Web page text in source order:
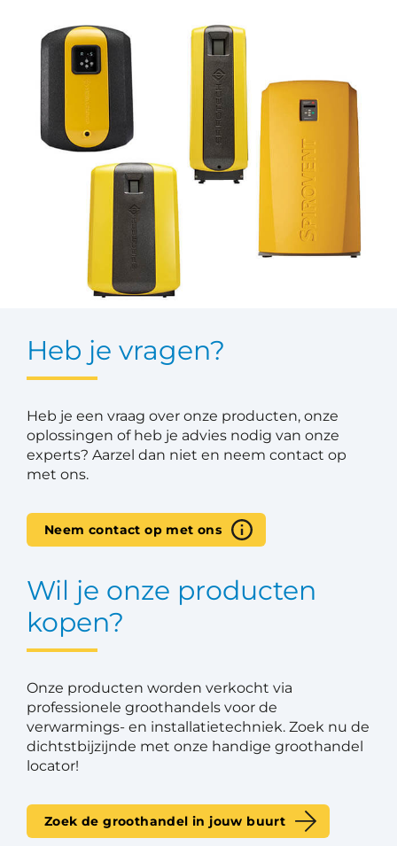
Heb je vragen?
Heb je een vraag over onze producten, onze
oplossingen of heb je advies nodig van onze
experts? Aarzel dan niet en neem contact op
met ons.
Neem contact op met ons
Wil je onze producten
kopen?
Onze producten worden verkocht via
professionele groothandels voor de
verwarmings- en installatietechniek. Zoek nu de
dichtstbijzijnde met onze handige groothandel
locator!
Zoek de groothandel in jouw buurt